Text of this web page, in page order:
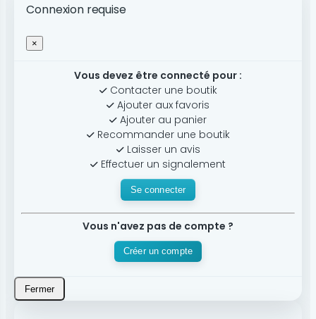
Connexion requise
×
Vous devez être connecté pour :
Contacter une boutik
Ajouter aux favoris
Ajouter au panier
Recommander une boutik
Laisser un avis
Effectuer un signalement
Se connecter
Vous n'avez pas de compte ?
Créer un compte
Fermer